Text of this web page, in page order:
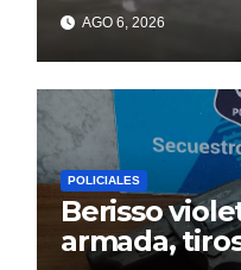
un celular
AGO 6, 2026
POLICIALES
Berisso
armada,